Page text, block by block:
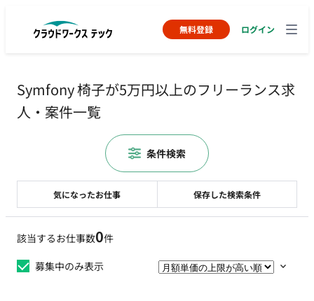
無料登録 ログイン
Symfony 椅子が5万円以上のフリーランス求
人・案件一覧
該当するお仕事数0件
募集中のみ表示
気になったお仕事 保存した検索条件
条件検索